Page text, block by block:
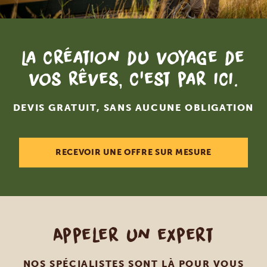
La création du voyage de
vos rêves, c'est par ici.
DEVIS GRATUIT, SANS AUCUNE OBLIGATION
RECEVOIR UNE OFFRE SUR MESURE
Appeler un expert
NOS SPÉCIALISTES SONT LÀ POUR VOUS